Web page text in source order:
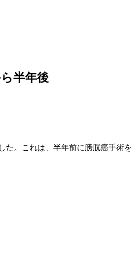
半年後
た。これは、半年前に膀胱癌手術を